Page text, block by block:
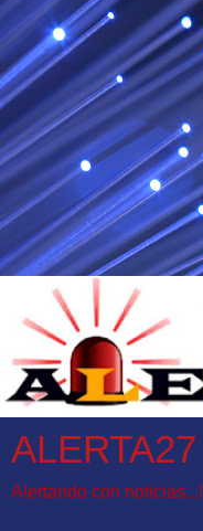
ALERTA27
Alertando con noticias...!